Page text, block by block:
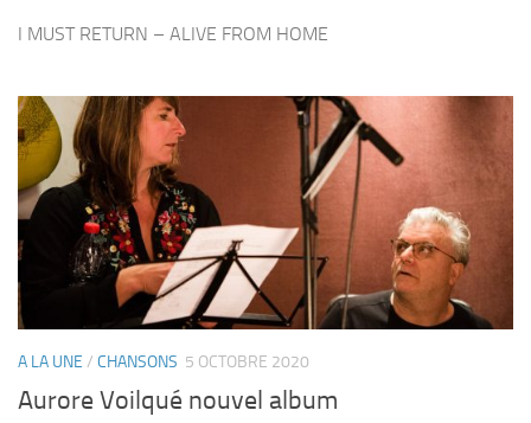
I MUST RETURN – ALIVE FROM HOME
A LA UNE / CHANSONS 5 OCTOBRE 2020
Aurore Voilqué nouvel album